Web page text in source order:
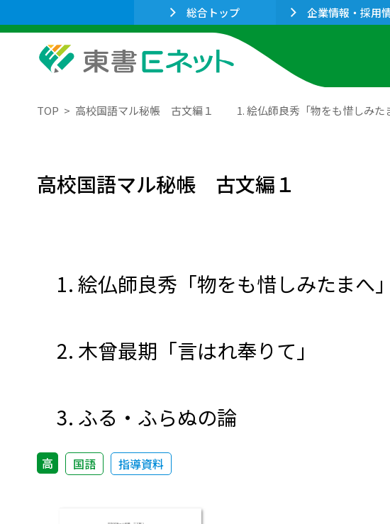
総合トップ 企業情報・採用
TOP 高校国語マル秘帳 古文編１ 1. 絵仏師良秀「物をも惜しみ
高校国語マル秘帳 古文編１
1. 絵仏師良秀「物をも惜しみたまへ」
2. 木曾最期「言はれ奉りて」
3. ふる・ふらぬの論
高 国語 指導資料